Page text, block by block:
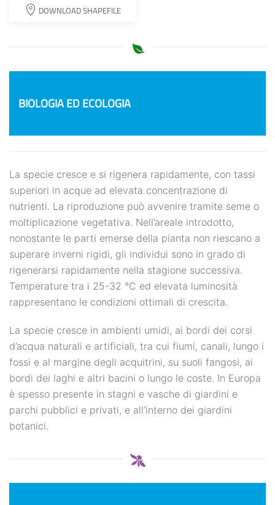
DOWNLOAD SHAPEFILE
BIOLOGIA ED ECOLOGIA
La specie cresce e si rigenera rapidamente, con tassi
superiori in acque ad elevata concentrazione di
nutrienti. La riproduzione può avvenire tramite seme o
moltiplicazione vegetativa. Nell’areale introdotto,
nonostante le parti emerse della pianta non riescano a
superare inverni rigidi, gli individui sono in grado di
rigenerarsi rapidamente nella stagione successiva.
Temperature tra i 25-32 °C ed elevata luminosità
rappresentano le condizioni ottimali di crescita.
La specie cresce in ambienti umidi, ai bordi dei corsi
d’acqua naturali e artificiali, tra cui fiumi, canali, lungo i
fossi e al margine degli acquitrini, su suoli fangosi, ai
bordi dei laghi e altri bacini o lungo le coste. In Europa
è spesso presente in stagni e vasche di giardini e
parchi pubblici e privati, e all’interno dei giardini
botanici.